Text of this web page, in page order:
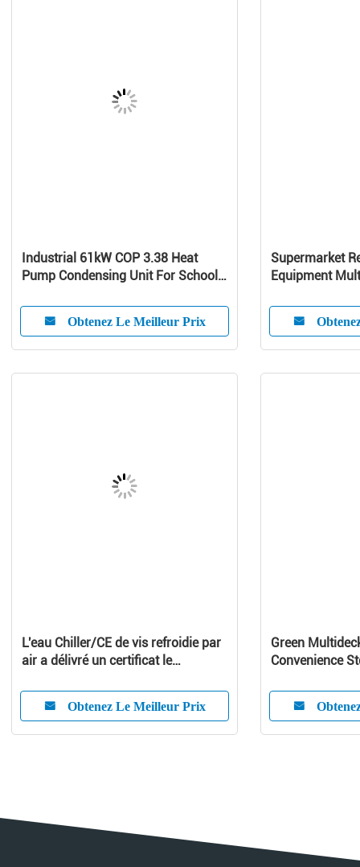
Industrial 61kW COP 3.38 Heat
Pump Condensing Unit For School /
Obtenez Le Meilleur Prix
Supermarket
Equipment
L'eau Chiller/CE de vis refroidie par
air a délivré un certificat le
Obtenez Le Meilleur Prix
Green
Convenience